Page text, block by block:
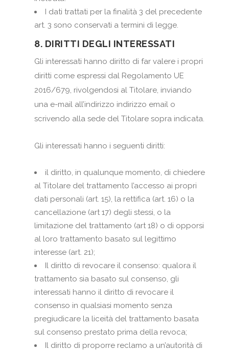
I dati trattati per la finalità 3 del precedente
art. 3 sono conservati a termini di legge.
8. DIRITTI DEGLI INTERESSATI
Gli interessati hanno diritto di far valere i propri
diritti come espressi dal Regolamento UE
2016/679, rivolgendosi al Titolare, inviando
una e-mail all’indirizzo indirizzo email o
scrivendo alla sede del Titolare sopra indicata.
Gli interessati hanno i seguenti diritti:
il diritto, in qualunque momento, di chiedere
al Titolare del trattamento l’accesso ai propri
dati personali (art. 15), la rettifica (art. 16) o la
cancellazione (art 17) degli stessi, o la
limitazione del trattamento (art 18) o di opporsi
al loro trattamento basato sul legittimo
interesse (art. 21);
Il diritto di revocare il consenso: qualora il
trattamento sia basato sul consenso, gli
interessati hanno il diritto di revocare il
consenso in qualsiasi momento senza
pregiudicare la liceità del trattamento basata
sul consenso prestato prima della revoca;
Il diritto di proporre reclamo a un’autorità di